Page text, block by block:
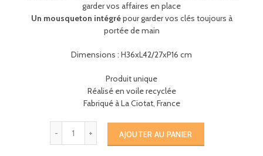
garder vos affaires en place
Un mousqueton intégrépour garder vos clés toujours à
portée de main
Dimensions : H36xL42/27xP16 cm
Produit unique
Réalisé en voile recyclée
Fabriqué à La Ciotat, France
AJOUTER AU PANIER